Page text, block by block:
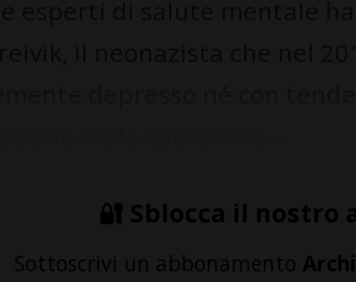
🔐 Sblocca il nostro
Sottoscrivi un abbonamento